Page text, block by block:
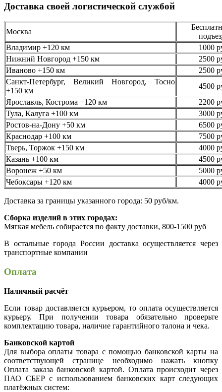
Доставка своей логистической службой
Москва
Владимир +120 км
1000
Нижний Новгород +150 км
2500
Иваново +150 км
2500
Санкт-Петербург, Великий Новгород, Тосно
+150 км
4500
Ярославль, Кострома +120 км
2200
Тула, Калуга +100 км
3000
Ростов-на-Дону +50 км
6500
Краснодар +100 км
7500
Тверь, Торжок +150 км
4000
Казань +100 км
4500
Воронеж +50 км
5000
Чебоксары +120 км
4000
Доставка за границы указанного города: 50 руб/км.
Сборка изделий в этих городах:
Мягкая мебель собирается по факту доставки, 800-1500 руб
В остальные города России доставка осуществляется через
транспортные компании
Оплата
Наличный расчёт
Если товар доставляется курьером, то оплата осуществляется
курьеру. При получении товара обязательно проверьте
комплектацию товара, наличие гарантийного талона и чека.
Банковской картой
Для выбора оплаты товара с помощью банковской карты на
соответствующей странице необходимо нажать кнопку
Оплата заказа банковской картой. Оплата происходит через
ПАО СБЕР с использованием банковских карт следующих
платёжных систем: